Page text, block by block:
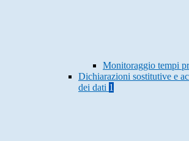
Monitoraggio tempi
Dichiarazioni sostitutive e
dei dati 1